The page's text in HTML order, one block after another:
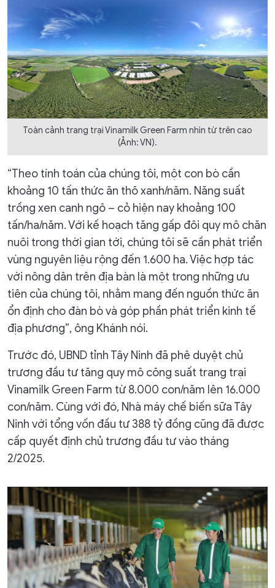
Toàn cảnh trang trại Vinamilk Green Farm nhìn từ trên cao
(Ảnh: VN).
“Theo tính toán của chúng tôi, một con bò cần
khoảng 10 tấn thức ăn thô xanh/năm. Năng suất
trồng xen canh ngô – cỏ hiện nay khoảng 100
tấn/ha/năm. Với kế hoạch tăng gấp đôi quy mô chăn
nuôi trong thời gian tới, chúng tôi sẽ cần phát triển
vùng nguyên liệu rộng đến 1.600 ha. Việc hợp tác
với nông dân trên địa bàn là một trong những ưu
tiên của chúng tôi, nhằm mang đến nguồn thức ăn
ổn định cho đàn bò và góp phần phát triển kinh tế
địa phương”, ông Khánh nói.
Trước đó, UBND tỉnh Tây Ninh đã phê duyệt chủ
trương đầu tư tăng quy mô công suất trang trại
Vinamilk Green Farm từ 8.000 con/năm lên 16.000
con/năm. Cùng với đó, Nhà máy chế biến sữa Tây
Ninh với tổng vốn đầu tư 388 tỷ đồng cũng đã được
cấp quyết định chủ trương đầu tư vào tháng
2/2025.